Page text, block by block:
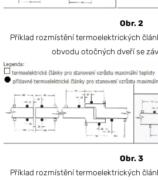
Obr. 2
Příklad rozmístění termoelektrických
obvodu otočných dveří se
Obr. 3
Příklad rozmístění termoelektrických